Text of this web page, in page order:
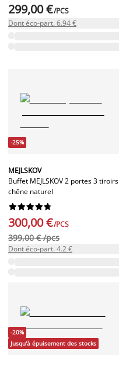
299,00 €/PCS
Dont éco-part. 6.94 €
-25%
MEJLSKOV
Buffet MEJLSKOV 2 portes 3 tiroirs
chêne naturel






300,00 €/PCS
399,00 € /pcs
Dont éco-part. 4.2 €
-20%
Jusqu'à épuisement des stocks